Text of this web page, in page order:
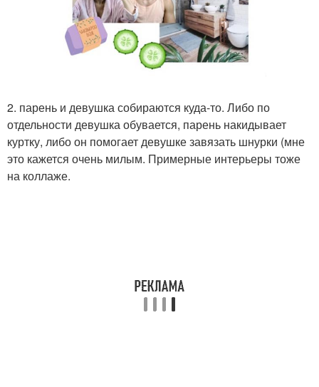
2. парень и девушка собираются куда-то. Либо по
отдельности девушка обувается, парень накидывает
куртку, либо он помогает девушке завязать шнурки (мне
это кажется очень милым. Примерные интерьеры тоже
на коллаже.